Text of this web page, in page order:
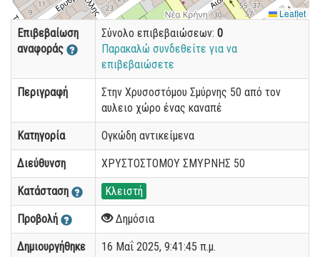
Leaflet
Επιβεβαίωση
αναφοράς
Σύνολο επιβεβαιώσεων: 0
Παρακαλώ συνδεθείτε για να
επιβεβαιώσετε
Περιγραφή
Στην Χρυσοστόμου Σμύρνης 50 από τον
αυλειο χώρο ένας καναπέ
Κατηγορία Ογκώδη αντικείμενα
Διεύθυνση ΧΡΥΣΤΟΣΤΟΜΟΥ ΣΜΥΡΝΗΣ 50
Κατάσταση Κλειστή
Προβολή Δημόσια
Δημιουργήθηκε 16 Μαΐ 2025, 9:41:45 π.μ.